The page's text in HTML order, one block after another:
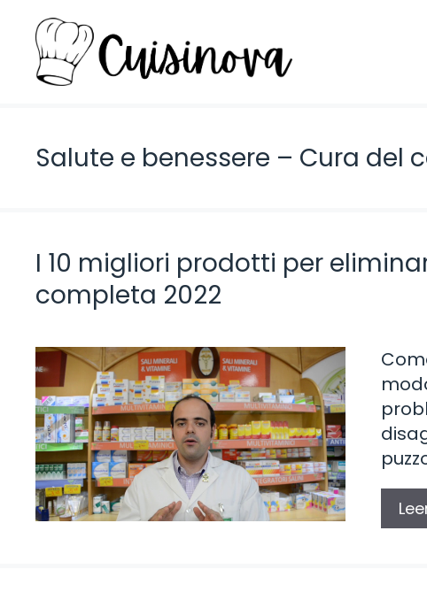
contenuto
Salute e benessere – Cura del
I 10 migliori prodotti per
completa 2022